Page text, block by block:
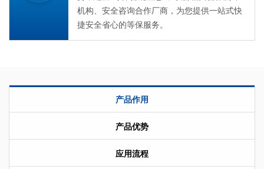
机构、安全咨询合作厂商，为您提供一站式快
捷安全省心的等保服务。
产品作用
产品优势
应用流程